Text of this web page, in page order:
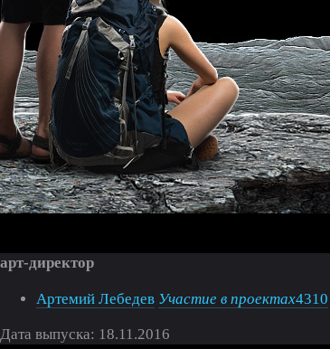
арт-директор
Артемий Лебедев Участие в проектах4310
Дата выпуска: 18.11.2016